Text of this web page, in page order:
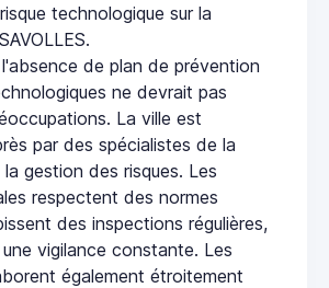
technologique sur la
l'absence de plan de prévention
ne devrait pas
La ville est
par des spécialistes de la
gestion des risques. Les
respectent des normes
des inspections régulières,
vigilance constante. Les
également étroitement